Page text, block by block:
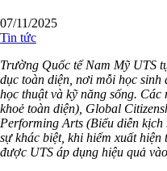
07/11/2025
Tin tức
Trường Quốc tế Nam Mỹ UTS
dục toàn diện, nơi mỗi học
học thuật và kỹ năng sống.
khoẻ toàn diện), Global
Performing Arts (Biểu diễn
sự khác biệt, khi hiếm xuất
được UTS áp dụng hiệu quả